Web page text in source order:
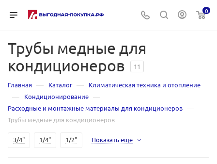
0
Трубы медные для
кондиционеров
11
Главная — Каталог — Климатическая техника и отопление
— Кондиционирование —
Расходные и монтажные материалы для кондиционеров —
Трубы медные для кондиционеров
3/4" 1/4" 1/2" Показать еще